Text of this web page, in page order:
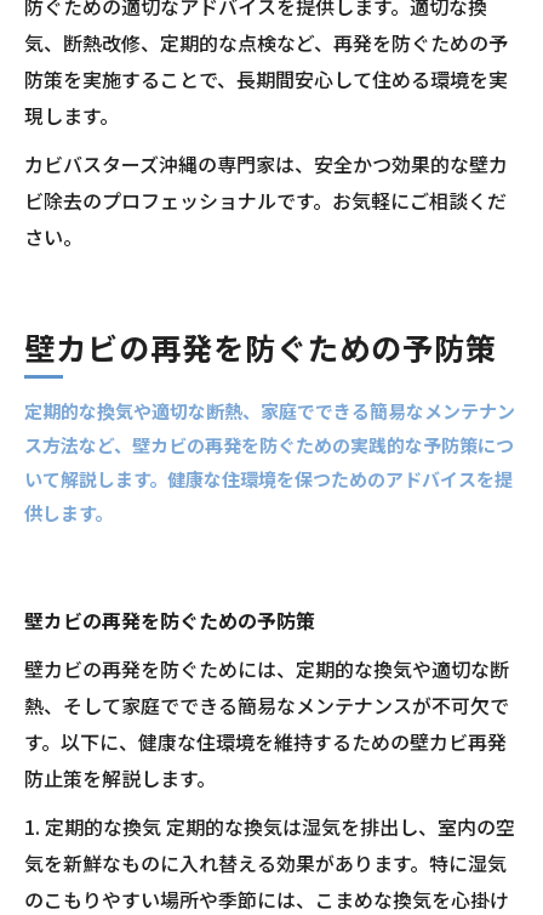
防ぐための適切なアドバイスを提供します。適切な換
気、断熱改修、定期的な点検など、再発を防ぐための予
防策を実施することで、長期間安心して住める環境を実
現します。
カビバスターズ沖縄の専門家は、安全かつ効果的な壁カ
ビ除去のプロフェッショナルです。お気軽にご相談くだ
さい。
壁カビの再発を防ぐための予防策
定期的な換気や適切な断熱、家庭でできる簡易なメンテナン
ス方法など、壁カビの再発を防ぐための実践的な予防策につ
いて解説します。健康な住環境を保つためのアドバイスを提
供します。
壁カビの再発を防ぐための予防策
壁カビの再発を防ぐためには、定期的な換気や適切な断
熱、そして家庭でできる簡易なメンテナンスが不可欠で
す。以下に、健康な住環境を維持するための壁カビ再発
防止策を解説します。
1. 定期的な換気 定期的な換気は湿気を排出し、室内の空
気を新鮮なものに入れ替える効果があります。特に湿気
のこもりやすい場所や季節には、こまめな換気を心掛け